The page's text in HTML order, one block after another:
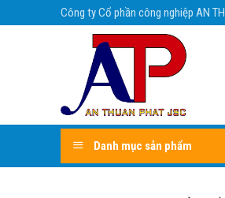
Công ty Cổ phần công nghiệp AN
Danh mục sản phẩm